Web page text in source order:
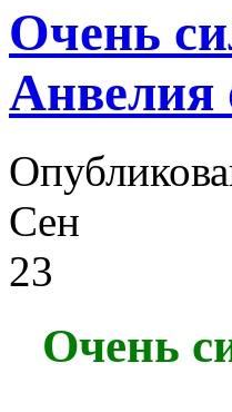
Очень
Анвелия
Сен
23
Очень